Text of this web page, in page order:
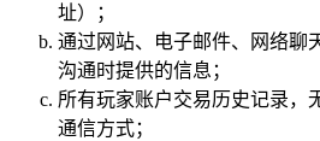
址）；
通过网站、电子邮件、网络聊
沟通时提供的信息；
所有玩家账户交易历史记录，
通信方式；